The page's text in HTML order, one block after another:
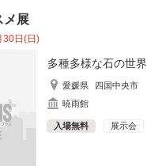
メ展
30日(日)
多種多様な石の世界
愛媛県
四国中央市
暁雨館
入場無料 展示会